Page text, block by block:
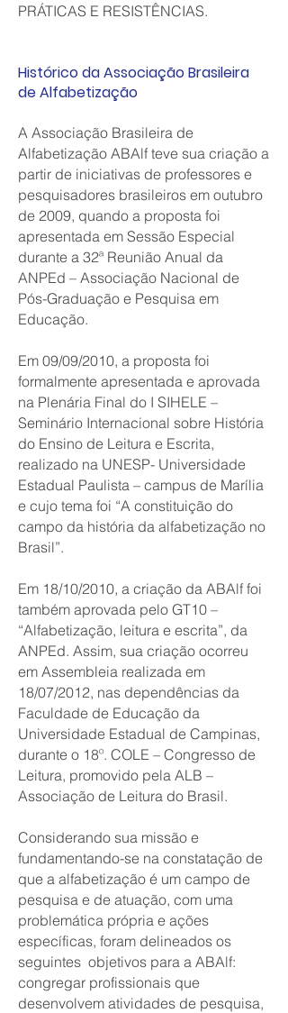
PRÁTICAS E RESISTÊNCIAS.
Histórico da Associação Brasileira
de Alfabetização
A Associação Brasileira de
Alfabetização ABAlf teve sua criação a
partir de iniciativas de professores e
pesquisadores brasileiros em outubro
de 2009, quando a proposta foi
apresentada em Sessão Especial
durante a 32ª Reunião Anual da
ANPEd – Associação Nacional de
Pós-Graduação e Pesquisa em
Educação.
Em 09/09/2010, a proposta foi
formalmente apresentada e aprovada
na Plenária Final do I SIHELE –
Seminário Internacional sobre História
do Ensino de Leitura e Escrita,
realizado na UNESP- Universidade
Estadual Paulista – campus de Marília
e cujo tema foi “A constituição do
campo da história da alfabetização no
Brasil”.
Em 18/10/2010, a criação da ABAlf foi
também aprovada pelo GT10 –
“Alfabetização, leitura e escrita”, da
ANPEd. Assim, sua criação ocorreu
em Assembleia realizada em
18/07/2012, nas dependências da
Faculdade de Educação da
Universidade Estadual de Campinas,
durante o 18º. COLE – Congresso de
Leitura, promovido pela ALB –
Associação de Leitura do Brasil.
Considerando sua missão e
fundamentando-se na constatação de
que a alfabetização é um campo de
pesquisa e de atuação, com uma
problemática própria e ações
específicas, foram delineados os
seguintes objetivos para a ABAlf:
congregar profissionais que
desenvolvem atividades de pesquisa,